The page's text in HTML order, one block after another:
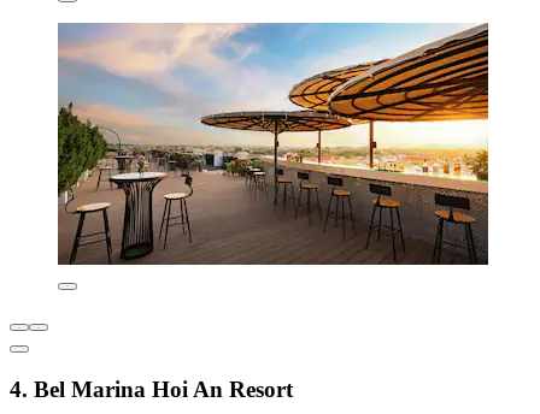
4. Bel Marina Hoi An Resort